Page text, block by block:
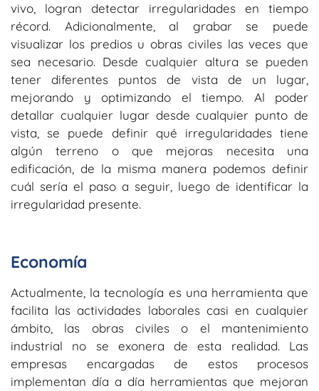
vivo, logran detectar irregularidades en tiempo
récord. Adicionalmente, al grabar se puede
visualizar los predios u obras civiles las veces que
sea necesario. Desde cualquier altura se pueden
tener diferentes puntos de vista de un lugar,
mejorando y optimizando el tiempo. Al poder
detallar cualquier lugar desde cualquier punto de
vista, se puede definir qué irregularidades tiene
algún terreno o que mejoras necesita una
edificación, de la misma manera podemos definir
cuál sería el paso a seguir, luego de identificar la
irregularidad presente.
Economía
Actualmente, la tecnología es una herramienta que
facilita las actividades laborales casi en cualquier
ámbito, las obras civiles o el mantenimiento
industrial no se exonera de esta realidad. Las
empresas encargadas de estos procesos
implementan día a día herramientas que mejoran